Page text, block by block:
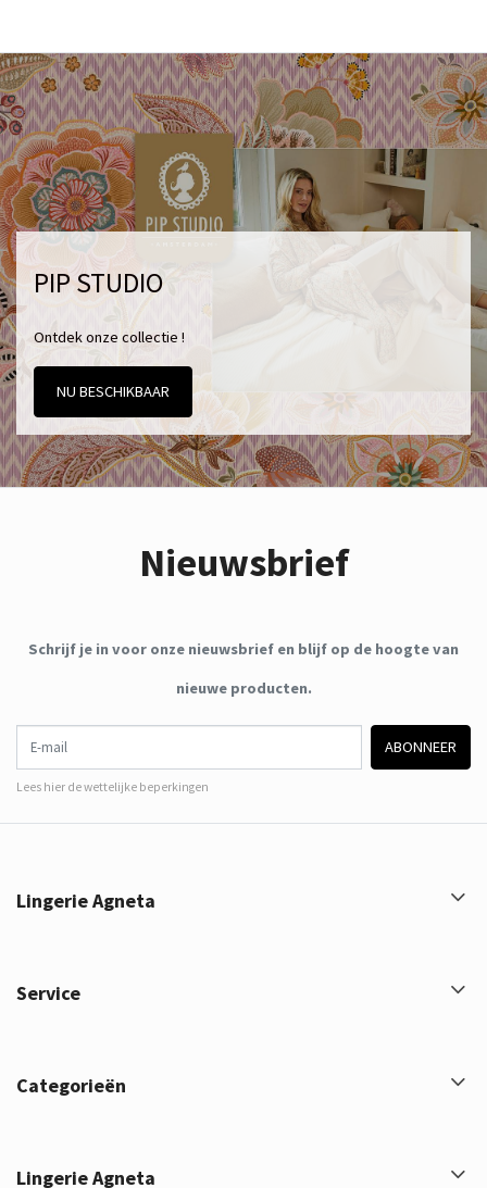
PIP STUDIO
Ontdek onze collectie !
NU BESCHIKBAAR
Nieuwsbrief
Schrijf je in voor onze nieuwsbrief en blijf op de hoogte van
nieuwe producten.
ABONNEER
Lees hier de wettelijke beperkingen
Lingerie Agneta
Service
Categorieën
Lingerie Agneta